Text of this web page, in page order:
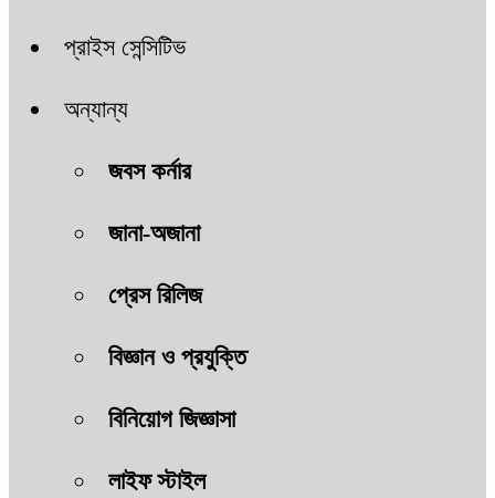
প্রাইস সেন্সিটিভ
অন্যান্য
জবস কর্নার
জানা-অজানা
প্রেস রিলিজ
বিজ্ঞান ও প্রযুক্তি
বিনিয়োগ জিজ্ঞাসা
লাইফ স্টাইল